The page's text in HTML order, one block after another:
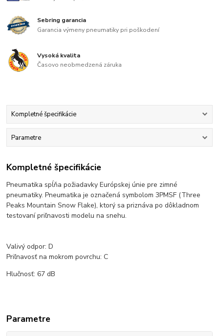
Sebring garancia
Garancia výmeny pneumatiky pri poškodení
Vysoká kvalita
Časovo neobmedzená záruka
Kompletné špecifikácie
Parametre
Kompletné špecifikácie
Pneumatika spĺňa požiadavky Európskej únie pre zimné
pneumatiky. Pneumatika je označená symbolom 3PMSF (Three
Peaks Mountain Snow Flake), ktorý sa priznáva po dôkladnom
testovaní priľnavosti modelu na snehu.
Valivý odpor: D
Priľnavosť na mokrom povrchu: C
Hlučnosť: 67 dB
Parametre